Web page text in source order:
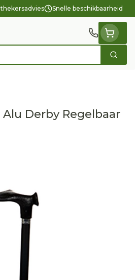
Snelle beschikbaarheid
Zoek
Derby Regelbaar